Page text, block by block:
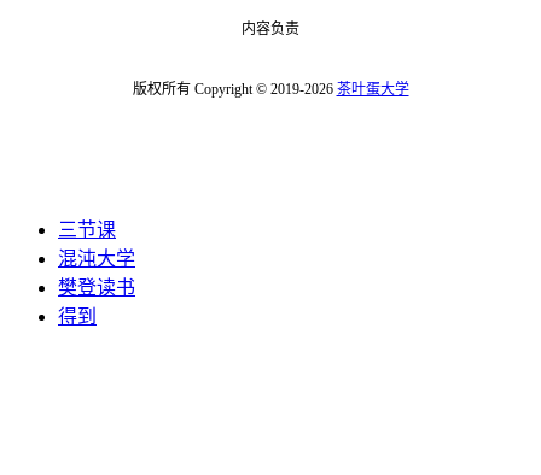
内容负责
版权所有 Copyright © 2019-2026 茶叶蛋大学
三节课
混沌大学
樊登读书
得到